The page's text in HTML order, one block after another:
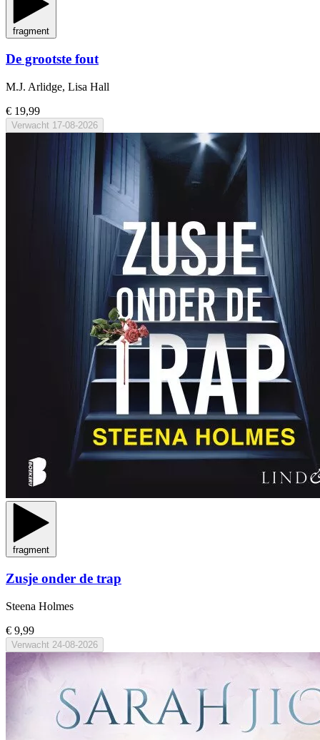
fragment
De grootste fout
M.J. Arlidge, Lisa Hall
€ 19,99
Verwacht 17-08-2026
fragment
Zusje onder de trap
Steena Holmes
€ 9,99
Verwacht 24-08-2026